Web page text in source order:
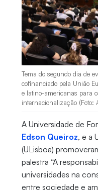
Tema do segundo dia de
cofinanciado pela União
e latino-americanas para
internacionalização (Foto:
A Universidade de
Edson Queiroz, e a
(ULisboa)
palestra “A
universidades na
entre sociedade e